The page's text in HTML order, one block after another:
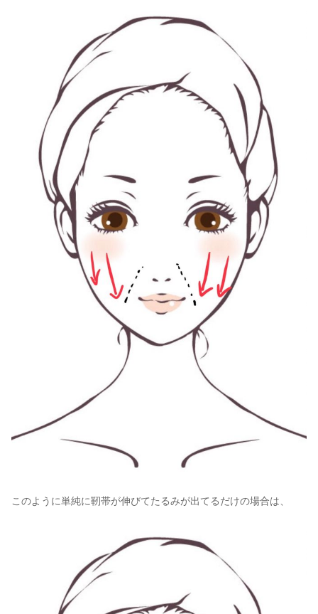
このように単純に靭帯が伸びてたるみが出てるだけの場合は、